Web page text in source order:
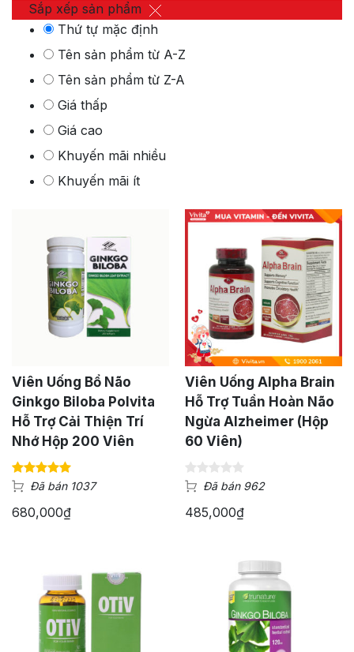
Sắp xếp sản phẩm
Thứ tự mặc định
Tên sản phẩm từ A-Z
Tên sản phẩm từ Z-A
Giá thấp
Giá cao
Khuyến mãi nhiều
Khuyến mãi ít
Viên Uống Bổ Não
Ginkgo Biloba Polvita
Hỗ Trợ Cải Thiện Trí
Nhớ Hộp 200 Viên
Đã bán 1037
680,000₫
Viên Uống Alpha Brain
Hỗ Trợ Tuần Hoàn Não
Ngừa Alzheimer (Hộp
60 Viên)
Đã bán 962
485,000₫